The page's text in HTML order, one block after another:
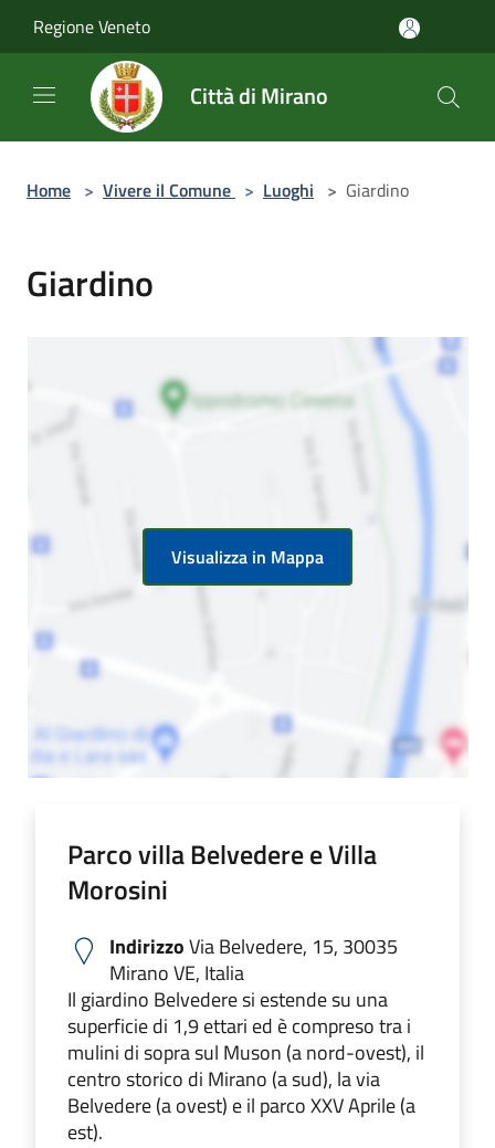
Regione Veneto
Città di Mirano
Home > Vivere il Comune > Luoghi > Giardino
Giardino
Visualizza in Mappa
Parco villa Belvedere e Villa
Morosini
IndirizzoVia Belvedere, 15, 30035
Mirano VE, Italia
Il giardino Belvedere si estende su una
superficie di 1,9 ettari ed è compreso tra i
mulini di sopra sul Muson (a nord-ovest), il
centro storico di Mirano (a sud), la via
Belvedere (a ovest) e il parco XXV Aprile (a
est).